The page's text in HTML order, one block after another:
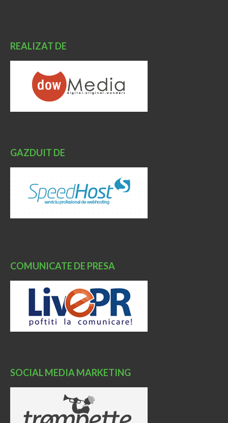
REALIZAT DE
GAZDUIT DE
COMUNICATE DE PRESA
SOCIAL MEDIA MARKETING